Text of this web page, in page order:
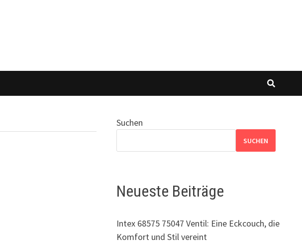
Suchen
SUCHEN
Neueste Beiträge
Intex 68575 75047 Ventil: Eine Eckcouch, die
Komfort und Stil vereint